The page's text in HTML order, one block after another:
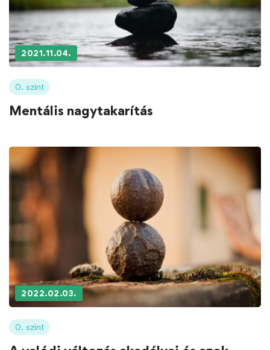
2021.11.04.
0. szint
Mentális nagytakarítás
2022.02.03.
0. szint